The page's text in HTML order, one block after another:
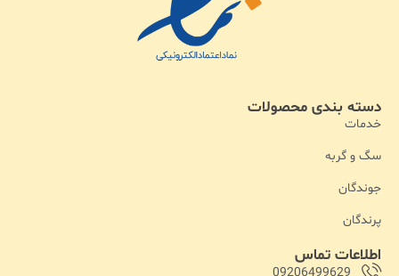
اطلاعات تماس
دسته بندی محصولات
خدمات
سگ و گربه
جوندگان
پرندگان